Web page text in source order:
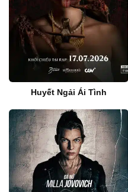
Huyết Ngải Ái Tình